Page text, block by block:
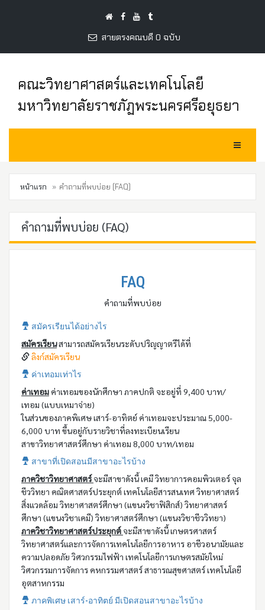
สายตรงคณบดี 0 ฉบับ
คณะวิทยาศาสตร์และเทคโนโลยี
มหาวิทยาลัยราชภัฏพระนครศรีอยุธยา
Toggle
หน้าแรก คำถามที่พบบ่อย (FAQ)
คำถามที่พบบ่อย (FAQ)
FAQ
คำถามที่พบบ่อย
สมัครเรียนได้อย่างไร
สมัครเรียนสามารถสมัครเรียนระดับปริญญาตรีได้ที่
ลิงก์สมัครเรียน
ค่าเทอมเท่าไร
ค่าเทอม ค่าเทอมของนักศึกษา ภาคปกติ จะอยู่ที่ 9,400 บาท/
เทอม (แบบเหมาจ่าย)
ในส่วนของภาคพิเศษ เสาร์-อาทิตย์ ค่าเทอมจะประมาณ 5,000-
6,000 บาท ขึ้นอยู่กับรายวิชาที่ลงทะเบียนเรียน
สาขาวิทยาศาสตร์ศึกษา ค่าเทอม 8,000 บาท/เทอม
สาขาที่เปิดสอนมีสาขาอะไรบ้าง
ภาควิชาวิทยาศาสตร์จะมีสาขาดังนี้ เคมี วิทยาการคอมพิวเตอร์ จุล
ชีววิทยา คณิตศาสตร์ประยุกต์ เทคโนโลยีสารสนเทศ วิทยาศาสตร์
สิ่งแวดล้อม วิทยาศาสตร์ศึกษา (แขนงวิชาฟิสิกส์) วิทยาศาสตร์
ศึกษา (แขนงวิชาเคมี) วิทยาศาสตร์ศึกษา (แขนงวิชาชีววิทยา)
ภาควิชาวิทยาศาสตร์ประยุกต์ จะมีสาขาดังนี้ เกษตรศาสตร์
วิทยาศาสตร์และการจัดการเทคโนโลยีการอาหาร อาชีวอนามัยและ
ความปลอดภัย วิศวกรรมไฟฟ้า เทคโนโลยีการเกษตรสมัยใหม่
วิศวกรรมการจัดการ คหกรรมศาสตร์ สาธารณสุขศาสตร์ เทคโนโลยี
อุตสาหกรรม
ภาคพิเศษ เสาร์-อาทิตย์ มีเปิดสอนสาขาอะไรบ้าง